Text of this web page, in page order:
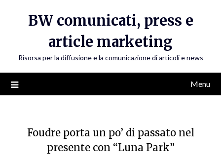
BW comunicati, press e
article marketing
Risorsa per la diffusione e la comunicazione di articoli e news
Menu
Foudre porta un po’ di passato nel
presente con “Luna Park”